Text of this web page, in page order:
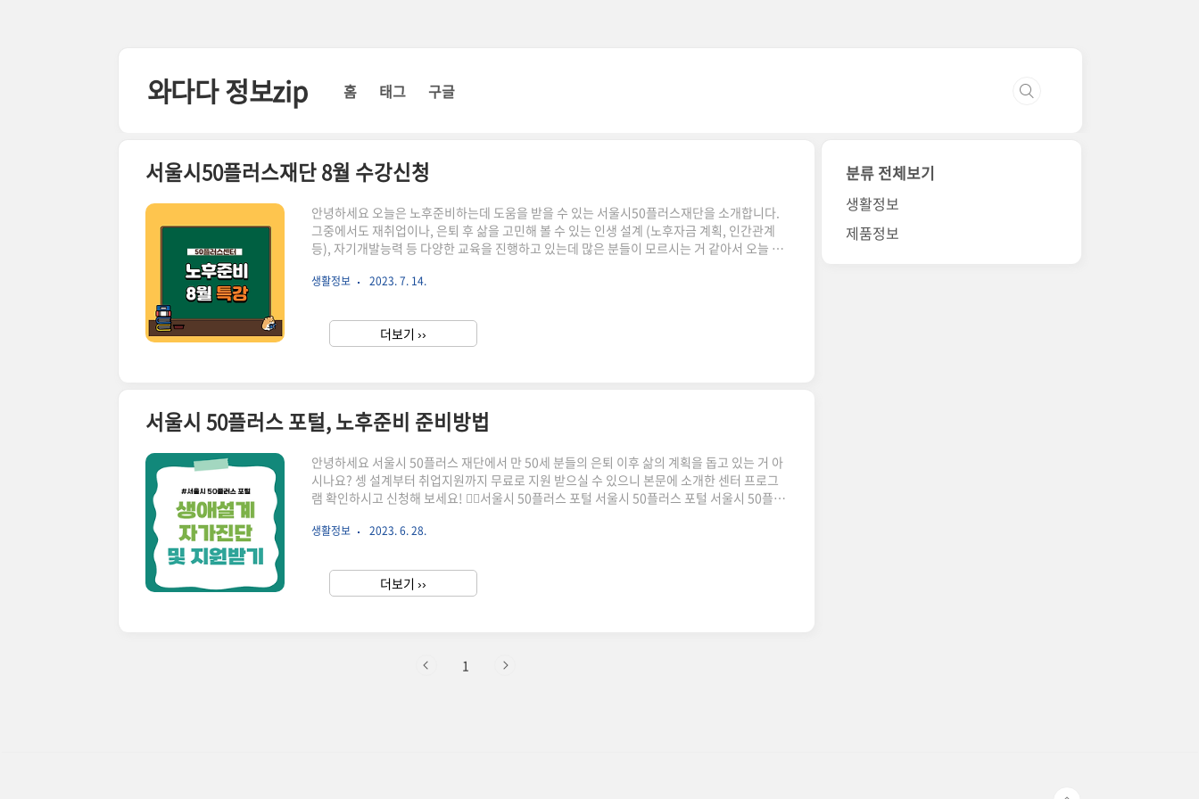
와다다 정보zip 홈 태그 구글
서울시50플러스재단 8월 수강신청
안녕하세요 오늘은 노후준비하는데 도움을 받을 수 있는 서울시50플러스재단을 소개합니다.
그중에서도 재취업이나, 은퇴 후 삶을 고민해 볼 수 있는 인생 설계 (노후자금 계획, 인간관계
등), 자기개발능력 등 다양한 교육을 진행하고 있는데 많은 분들이 모르시는 거 같아서 오늘 본
교육 신청해서 탄탄한 노후준비 하시길 바랍니다!!! 서울시50플러스재단 8월 수강 신청방법
캠퍼스에서 미리 수강 신청 예정인 강의를 찾아볼 수 있습니다. 강의 카테고리 : 취업역량, 생애
설계, 직업능력개발 로 구분되어 있습니다. 총 17개 서울시 50플..
생활정보 2023. 7. 14.
더보기 ››
서울시 50플러스 포털, 노후준비 준비방법
안녕하세요 서울시 50플러스 재단에서 만 50세 분들의 은퇴 이후 삶의 계획을 돕고 있는 거 아
시나요? 셍 설계부터 취업지원까지 무료로 지원 받으실 수 있으니 본문에 소개한 센터 프로그
램 확인하시고 신청해 보세요! 👉🏻서울시 50플러스 포털 서울시 50플러스 포털 서울시 50플러
서비스를 지원하고 있습니다. 예를 들면 사회공헌 일자리, 창업 교육, 생애설계 상담 및 교육을
50 플러스 포털 방문이 처음이라면 생애 설계 자가진단 테스트를 먼저해보는 걸 추천해요! 생
애설계 자가진단 테스트 생애설계 자가진단을 통해서 본인의 노후 준..
생활정보 2023. 6. 28.
더보기 ››
1
분류 전체보기
생활정보
제품정보